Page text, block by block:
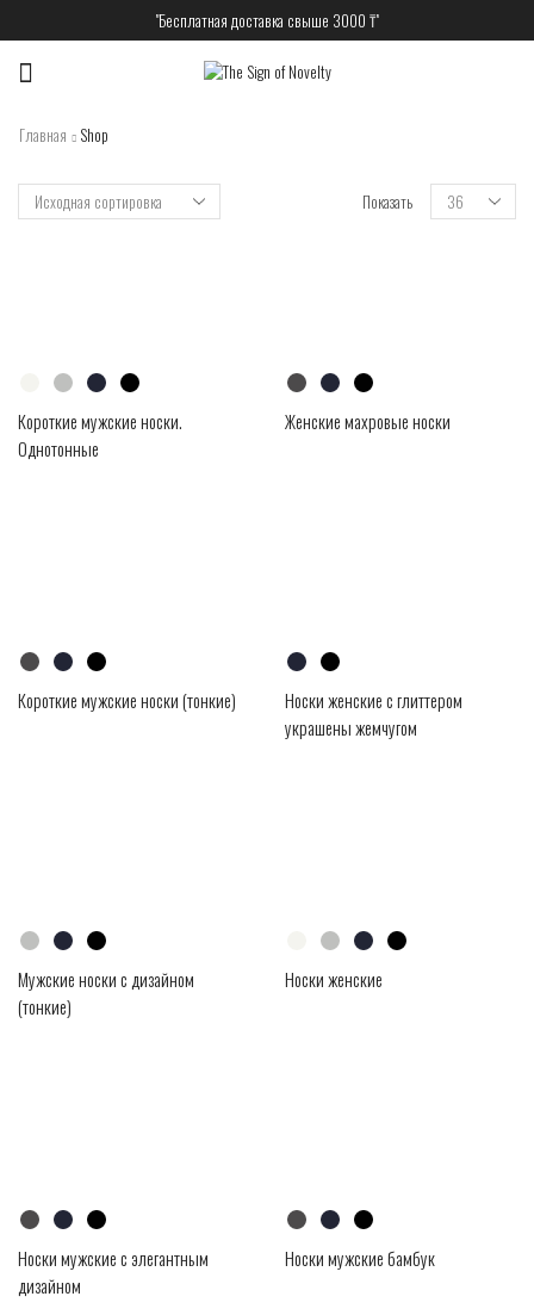
"Бесплатная доставка свыше 3000 ₸"
Меню
Главная Shop
Показать
Короткие мужские носки.
Однотонные
Женские махровые носки
Короткие мужские носки (тонкие)
Носки женские с глиттером
украшены жемчугом
Мужские носки с дизайном
(тонкие)
Носки женские
Носки мужские с элегантным
дизайном
Носки мужские бамбук